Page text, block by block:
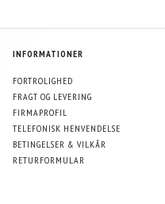
INFORMATIONER
FORTROLIGHED
FRAGT OG LEVERING
FIRMAPROFIL
TELEFONISK HENVENDELSE
BETINGELSER & VILKÅR
RETURFORMULAR